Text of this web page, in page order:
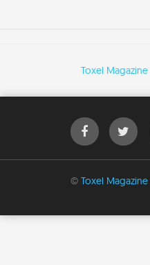
Toxel Magazine
© Toxel Magazine